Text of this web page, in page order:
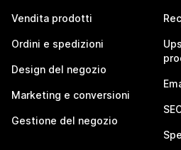
Vendita prodotti
Ordini e spedizioni
Design del negozio
Marketing e conversioni
Gestione del negozio